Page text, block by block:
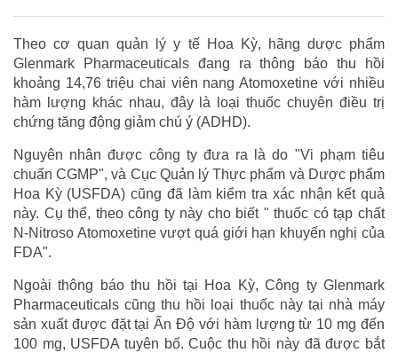
Theo cơ quan quản lý y tế Hoa Kỳ, hãng dược phẩm
Glenmark Pharmaceuticals đang ra thông báo thu hồi
khoảng 14,76 triệu chai viên nang Atomoxetine với nhiều
hàm lượng khác nhau, đây là loại thuốc chuyên điều trị
chứng tăng động giảm chú ý (ADHD).
Nguyên nhân được công ty đưa ra là do "Vi phạm tiêu
chuẩn CGMP", và Cục Quản lý Thực phẩm và Dược phẩm
Hoa Kỳ (USFDA) cũng đã làm kiểm tra xác nhận kết quả
này. Cụ thể, theo công ty này cho biết " thuốc có tạp chất
N-Nitroso Atomoxetine vượt quá giới hạn khuyến nghị của
FDA".
Ngoài thông báo thu hồi tại Hoa Kỳ, Công ty Glenmark
Pharmaceuticals cũng thu hồi loại thuốc này tại nhà máy
sản xuất được đặt tại Ấn Độ với hàm lượng từ 10 mg đến
100 mg, USFDA tuyên bố. Cuộc thu hồi này đã được bắt